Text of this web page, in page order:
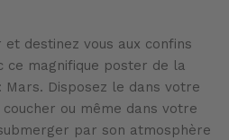
destinez vous aux confins
ce magnifique poster de la
Disposez le dans votre
ou même dans votre
par son atmosphère